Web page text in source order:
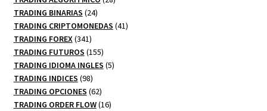
TRADING BINARIAS 2424
productos
TRADING CRIPTOMONEDAS 4141
TRADING FOREX 341341
productos
TRADING FUTUROS 155155
productos
TRADING IDIOMA INGLES 55
TRADING INDICES 9898
productos
TRADING OPCIONES 6262
productos
TRADING ORDER FLOW 1616